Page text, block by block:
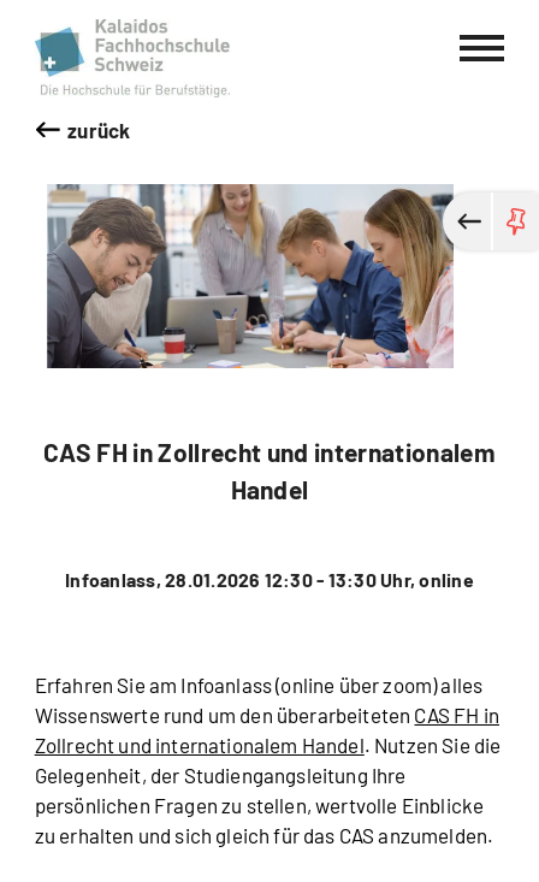
Kalaidos Fachhochschule Schweiz
zurück
CAS FH in Zollrecht und internationalem
Handel
Infoanlass, 28.01.2026 12:30 - 13:30 Uhr, online
Erfahren Sie am Infoanlass (online über zoom) alles
Wissenswerte rund um den überarbeiteten CAS FH in
Zollrecht und internationalem Handel. Nutzen Sie die
Gelegenheit, der Studiengangsleitung Ihre
persönlichen Fragen zu stellen, wertvolle Einblicke
zu erhalten und sich gleich für das CAS anzumelden.